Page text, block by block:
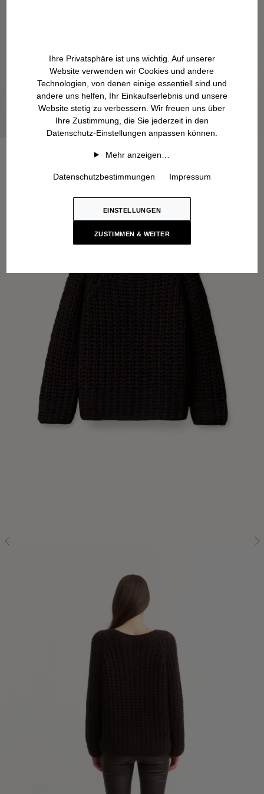
Ihre Privatsphäre ist uns wichtig. Auf unserer
Website verwenden wir Cookies und andere
Technologien, von denen einige essentiell sind und
andere uns helfen, Ihr Einkaufserlebnis und unsere
Website stetig zu verbessern. Wir freuen uns über
Ihre Zustimmung, die Sie jederzeit in den
Datenschutz-Einstellungen anpassen können.
Mehr anzeigen…
Datenschutzbestimmungen Impressum
EINSTELLUNGEN
ZUSTIMMEN & WEITER